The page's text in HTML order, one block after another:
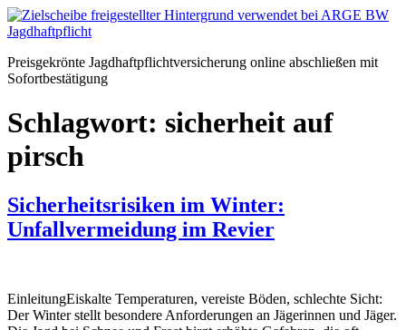
Zum
Inhalt
Preisgekrönte Jagdhaftpflichtversicherung online abschließen mit
Sofortbestätigung
Schlagwort: sicherheit auf
pirsch
Sicherheitsrisiken im Winter:
Unfallvermeidung im Revier
EinleitungEiskalte Temperaturen, vereiste Böden, schlechte Sicht:
Der Winter stellt besondere Anforderungen an Jägerinnen und Jäger.